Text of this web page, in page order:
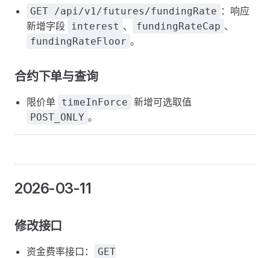
GET /api/v1/futures/fundingRate ：响应
新增字段 interest 、 fundingRateCap 、
fundingRateFloor 。
合约下单与查询
限价单 timeInForce 新增可选取值
POST_ONLY 。
2026-03-11
修改接口
资金费率接口：
GET